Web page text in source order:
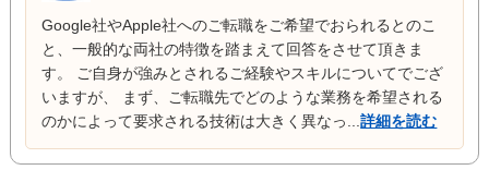
Google社やApple社へのご転職をご希望でおられるとのこ
と、一般的な両社の特徴を踏まえて回答をさせて頂きま
す。 ご自身が強みとされるご経験やスキルについてでござ
いますが、 まず、ご転職先でどのような業務を希望される
のかによって要求される技術は大きく異なっ...詳細を読む